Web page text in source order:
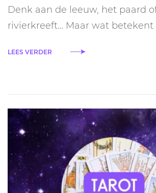
Denk aan de leeuw, het paard
rivierkreeft… Maar wat betekent
LEES VERDER